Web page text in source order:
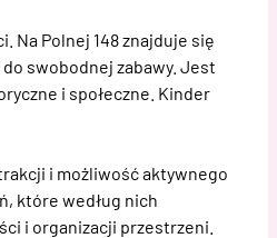
Na Polnej 148 znajduje się
swobodnej zabawy. Jest
i społeczne. Kinder
i możliwość aktywnego
które według nich
i organizacji przestrzeni.